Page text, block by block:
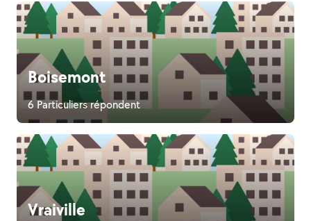
Boisemont
6 Particuliers répondent
Vraiville